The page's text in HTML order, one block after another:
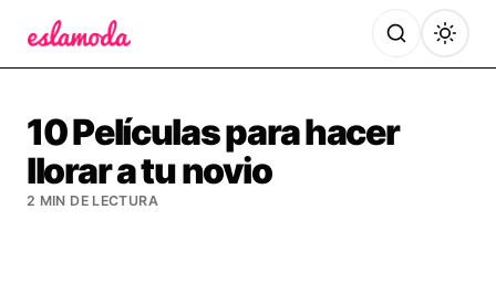
10 Películas para hacer
llorar a tu novio
2 MIN DE LECTURA